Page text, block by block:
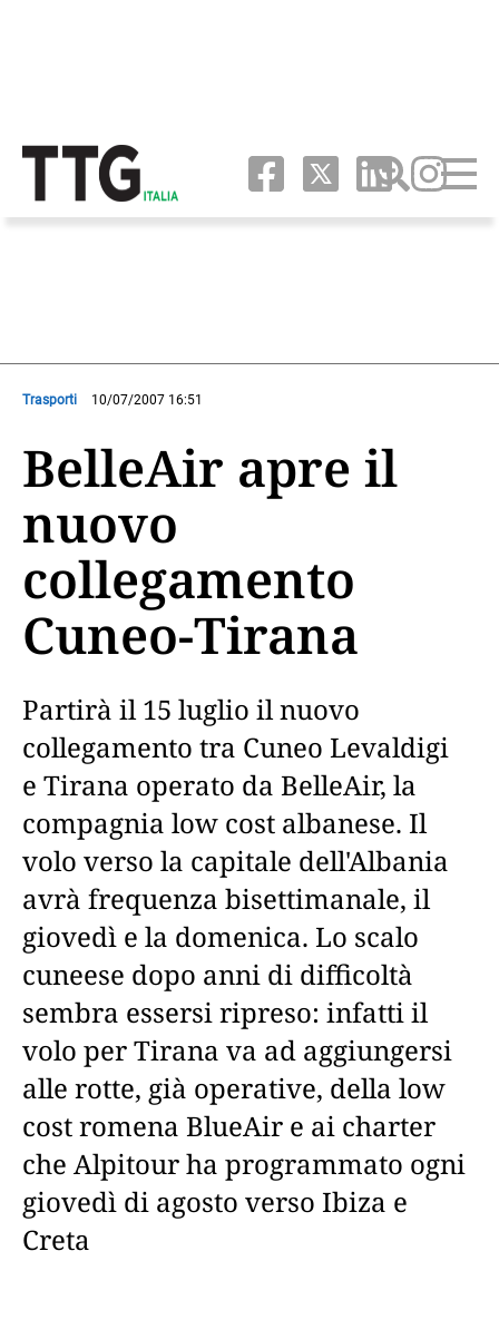
Trasporti 10/07/2007 16:51
BelleAir apre il
nuovo
collegamento
Cuneo-Tirana
Partirà il 15 luglio il nuovo
collegamento tra Cuneo Levaldigi
e Tirana operato da BelleAir, la
compagnia low cost albanese. Il
volo verso la capitale dell'Albania
avrà frequenza bisettimanale, il
giovedì e la domenica. Lo scalo
cuneese dopo anni di difficoltà
sembra essersi ripreso: infatti il
volo per Tirana va ad aggiungersi
alle rotte, già operative, della low
cost romena BlueAir e ai charter
che Alpitour ha programmato ogni
giovedì di agosto verso Ibiza e
Creta